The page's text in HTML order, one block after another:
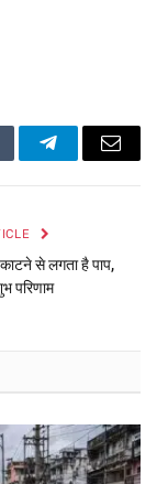
TelegramEmail
से लगता है पाप,
परिणाम